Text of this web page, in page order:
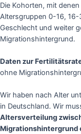
Die Kohorten, mit
Altersgruppen 0-16,
Geschlecht und weiter
Migrationshintergrund.
Daten zur
ohne
Wir haben nach Alter
in Deutschland. Wir
Altersverteilung
Migrationshintergrund